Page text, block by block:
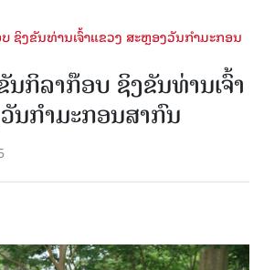
ຊິງຂັນທ່ານເຈົ້າແຂວງ ສະຫຼອງວັນກໍາມະກອນ
ກິລາກ໊ອບ ຊິງຂັນທ່ານເຈົ້າ
ນກໍາມະກອນສາກົນ